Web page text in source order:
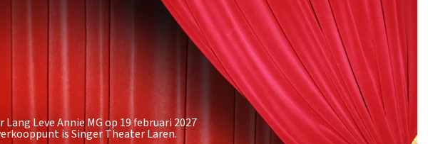
Leve Annie MG op 19 februari 2027
is Singer Theater Laren.